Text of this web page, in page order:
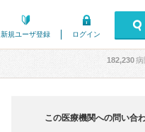
新規ユーザ登録 ログイン
182,230病
この医療機関への問い合